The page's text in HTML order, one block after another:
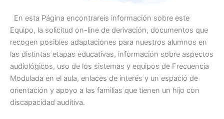
En esta Página encontrareis información sobre este
Equipo, la solicitud on-line de derivación, documentos que
recogen posibles adaptaciones para nuestros alumnos en
las distintas etapas educativas, información sobre aspectos
audiológicos, uso de los sistemas y equipos de Frecuencia
Modulada en el aula, enlaces de interés y un espació de
orientación y apoyo a las familias que tienen un hijo con
discapacidad auditiva.